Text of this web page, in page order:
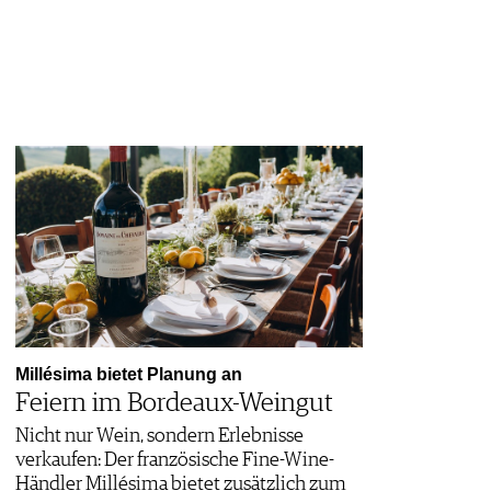
Millésima bietet Planung an
Feiern im Bordeaux-Weingut
Nicht nur Wein, sondern Erlebnisse
verkaufen: Der französische Fine-Wine-
Händler Millésima bietet zusätzlich zum